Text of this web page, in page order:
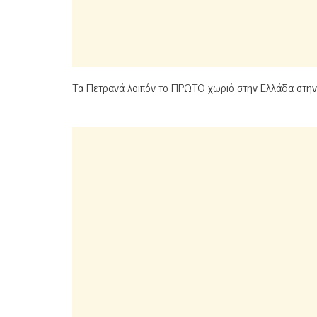
Τα Πετρανά λοιπόν το ΠΡΩΤΟ χωριό στην Ελλάδα